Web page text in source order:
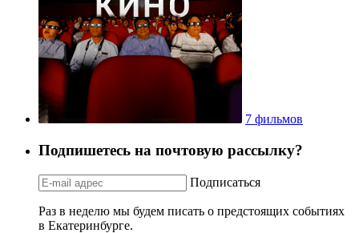
7 фильмов
Подпишетесь на почтовую рассылку?
Подписаться
Раз в неделю мы будем писать о предстоящих событиях
в Екатеринбурге.